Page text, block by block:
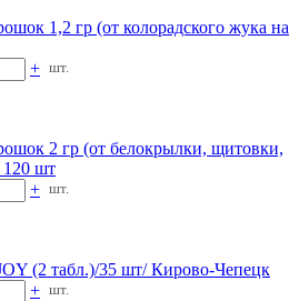
1,2 гр (от колорадского жука на
+ шт.
2 гр (от белокрылки, щитовки,
шт
+ шт.
(2 табл.)/35 шт/ Кирово-Чепецк
+ шт.